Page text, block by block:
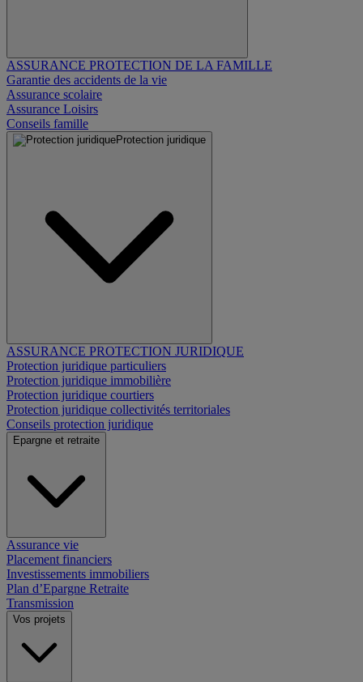
ASSURANCE PROTECTION DE LA FAMILLE
Garantie des accidents de la vie
Assurance scolaire
Assurance Loisirs
Conseils famille
Protection juridique
ASSURANCE PROTECTION JURIDIQUE
Protection juridique particuliers
Protection juridique immobilière
Protection juridique courtiers
Protection juridique collectivités territoriales
Conseils protection juridique
Epargne et retraite
Assurance vie
Placement financiers
Investissements immobiliers
Plan d’Epargne Retraite
Transmission
Vos projets